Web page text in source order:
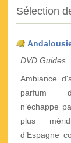
Sélection
DVD Guides
Ambiance
parfum
n’échappe
plus
d’Espagne